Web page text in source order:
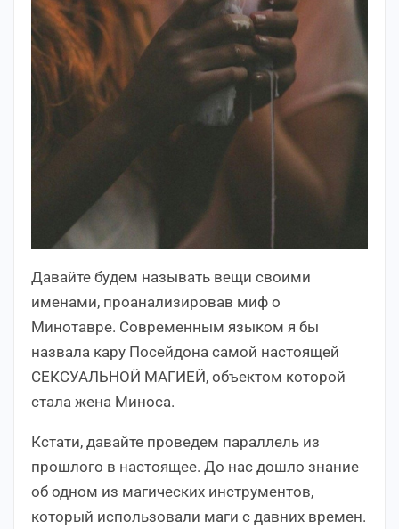
Давайте будем называть вещи своими
именами, проанализировав миф о
Минотавре. Современным языком я бы
назвала кару Посейдона самой настоящей
СЕКСУАЛЬНОЙ МАГИЕЙ, объектом которой
стала жена Миноса.
Кстати, давайте проведем параллель из
прошлого в настоящее. До нас дошло знание
об одном из магических инструментов,
который использовали маги с давних времен.